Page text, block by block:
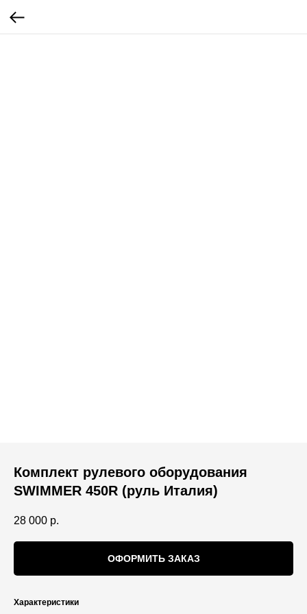
Комплект рулевого оборудования
SWIMMER 450R (руль Италия)
28 000 р.
ОФОРМИТЬ ЗАКАЗ
Характеристики